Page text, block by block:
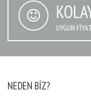
UYGUN
NEDEN BIZ?